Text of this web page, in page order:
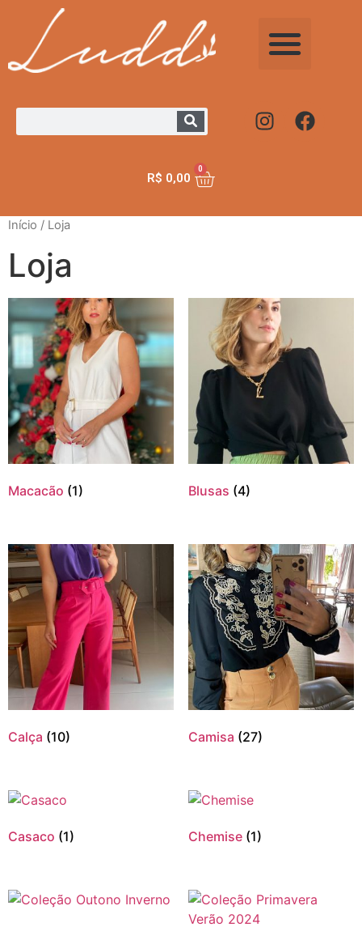
R$ 0,00
0
Início / Loja
Loja
Macacão (1) Blusas (4)
Calça (10) Camisa (27)
Casaco (1) Chemise (1)